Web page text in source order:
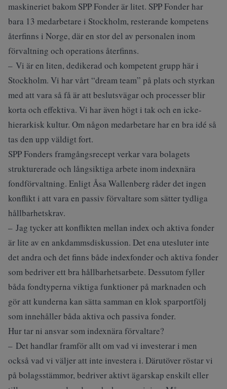
maskineriet bakom SPP Fonder är litet. SPP Fonder har
bara 13 medarbetare i Stockholm, resterande kompetens
återfinns i Norge, där en stor del av personalen inom
förvaltning och operations återfinns.
– Vi är en liten, dedikerad och kompetent grupp här i
Stockholm. Vi har vårt “dream team” på plats och styrkan
med att vara så få är att beslutsvägar och processer blir
korta och effektiva. Vi har även högt i tak och en icke-
hierarkisk kultur. Om någon medarbetare har en bra idé så
tas den upp väldigt fort.
SPP Fonders framgångsrecept verkar vara bolagets
strukturerade och långsiktiga arbete inom indexnära
fondförvaltning. Enligt Åsa Wallenberg råder det ingen
konflikt i att vara en passiv förvaltare som sätter tydliga
hållbarhetskrav.
– Jag tycker att konflikten mellan index och aktiva fonder
är lite av en ankdammsdiskussion. Det ena utesluter inte
det andra och det finns både indexfonder och aktiva fonder
som bedriver ett bra hållbarhetsarbete. Dessutom fyller
båda fondtyperna viktiga funktioner på marknaden och
gör att kunderna kan sätta samman en klok sparportfölj
som innehåller båda aktiva och passiva fonder.
Hur tar ni ansvar som indexnära förvaltare?
– Det handlar framför allt om vad vi investerar i men
också vad vi väljer att inte investera i. Därutöver röstar vi
på bolagsstämmor, bedriver aktivt ägarskap enskilt eller